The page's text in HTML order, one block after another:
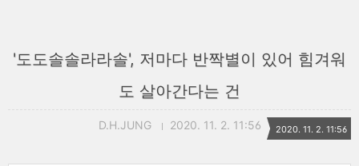
'도도솔솔라라솔', 저마다 반짝별이 있어 힘겨워
도 살아간다는 건
D.H.JUNG 2020. 11. 2. 11:56 2020. 11. 2. 11:56